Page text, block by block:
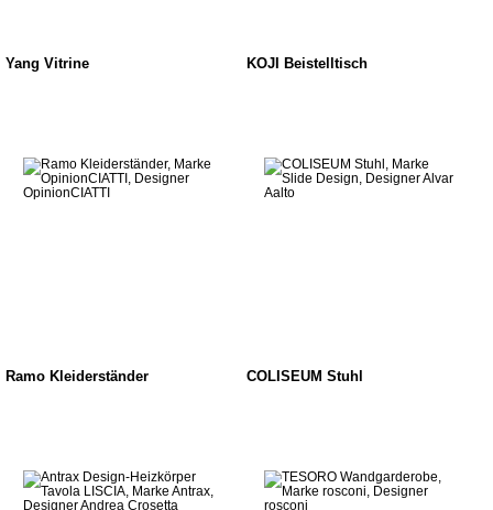
Yang Vitrine KOJI Beistelltisch
Ramo Kleiderständer COLISEUM Stuhl